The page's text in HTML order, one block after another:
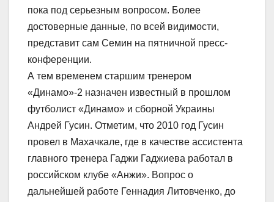
пока под серьезным вопросом. Более
достоверные данные, по всей видимости,
представит сам Семин на пятничной пресс-
конференции.
А тем временем старшим тренером
«Динамо»-2 назначен известный в прошлом
футболист «Динамо» и сборной Украины
Андрей Гусин. Отметим, что 2010 год Гусин
провел в Махачкале, где в качестве ассистента
главного тренера Гаджи Гаджиева работал в
российском клубе «Анжи». Вопрос о
дальнейшей работе Геннадия Литовченко, до